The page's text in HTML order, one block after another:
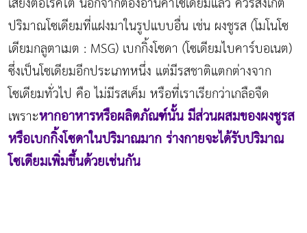
ปริมาณโซเดียมที่แฝงมาในรูปแบบอื่น เช่น ผงชูรส (โมโนโซ
เดียมกลูตาเมต : MSG) เบกกิ้งโซดา (โซเดียมไบคาร์บอเนต)
ซึ่งเป็นโซเดียมอีกประเภทหนึ่ง แต่มีรสชาติแตกต่างจาก
โซเดียมทั่วไป คือ ไม่มีรสเค็ม หรือที่เราเรียกว่าเกลือจืด
เพราะหากอาหารหรือผลิตภัณฑ์นั้น มีส่วนผสมของผงชูรส
หรือเบกกิ้งโซดาในปริมาณมาก ร่างกายจะได้รับปริมาณ
โซเดียมเพิ่มขึ้นด้วยเช่นกัน